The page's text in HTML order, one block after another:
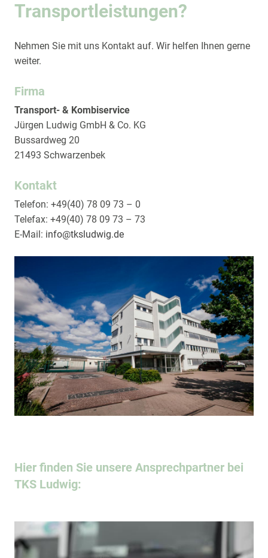
Transportleistungen?
Nehmen Sie mit uns Kontakt auf. Wir helfen Ihnen gerne
weiter.
Firma
Transport- & Kombiservice
Jürgen Ludwig GmbH & Co. KG
Bussardweg 20
21493 Schwarzenbek
Kontakt
Telefon: +49(40) 78 09 73 – 0
Telefax: +49(40) 78 09 73 – 73
E-Mail: info@tksludwig.de
Hier finden Sie unsere Ansprechpartner bei
TKS Ludwig: